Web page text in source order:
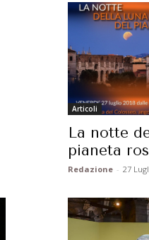
Articoli
La notte
pianeta
Redazione - 27